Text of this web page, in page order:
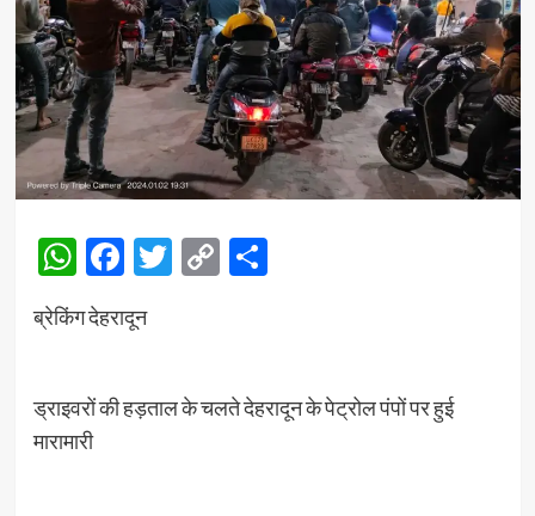
WhatsApp
Facebook
Twitter
CopyShare
ब्रेकिंग देहरादून
ड्राइवरों की हड़ताल के चलते देहरादून के पेट्रोल पंपों पर हुई
मारामारी